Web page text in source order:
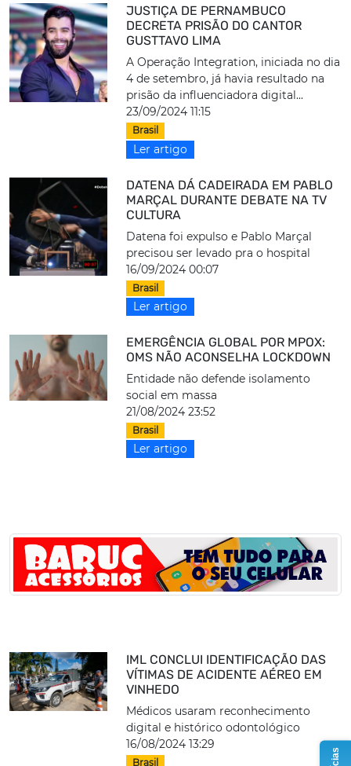
JUSTIÇA DE PERNAMBUCO
DECRETA PRISÃO DO CANTOR
GUSTTAVO LIMA
A Operação Integration, iniciada no dia
4 de setembro, já havia resultado na
prisão da influenciadora digital...
23/09/2024 11:15
Brasil
Ler artigo
DATENA DÁ CADEIRADA EM PABLO
MARÇAL DURANTE DEBATE NA TV
CULTURA
Datena foi expulso e Pablo Marçal
precisou ser levado pra o hospital
16/09/2024 00:07
Brasil
Ler artigo
EMERGÊNCIA GLOBAL POR MPOX:
OMS NÃO ACONSELHA LOCKDOWN
Entidade não defende isolamento
social em massa
21/08/2024 23:52
Brasil
Ler artigo
IML CONCLUI IDENTIFICAÇÃO DAS
VÍTIMAS DE ACIDENTE AÉREO EM
VINHEDO
Médicos usaram reconhecimento
digital e histórico odontológico
16/08/2024 13:29
Brasil